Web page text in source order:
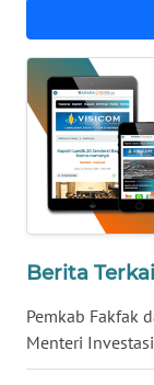
Berita
Pemkab Fakfak
Menteri
SULTENG
WN
SULBAR
WN
BABEL
WN
WN
SUMSEL